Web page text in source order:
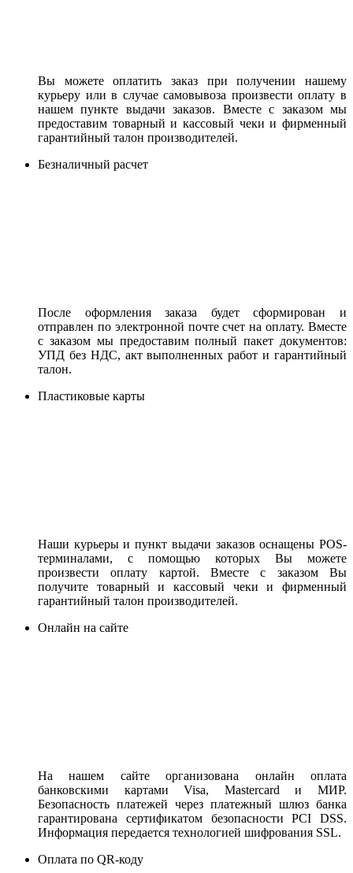
Вы можете оплатить заказ при получении нашему
курьеру или в случае самовывоза произвести оплату в
нашем пункте выдачи заказов. Вместе с заказом мы
предоставим товарный и кассовый чеки и фирменный
гарантийный талон производителей.
Безналичный расчет
После оформления заказа будет сформирован и
отправлен по электронной почте счет на оплату. Вместе
с заказом мы предоставим полный пакет документов:
УПД без НДС, акт выполненных работ и гарантийный
талон.
Пластиковые карты
Наши курьеры и пункт выдачи заказов оснащены POS-
терминалами, с помощью которых Вы можете
произвести оплату картой. Вместе с заказом Вы
получите товарный и кассовый чеки и фирменный
гарантийный талон производителей.
Онлайн на сайте
На нашем сайте организована онлайн оплата
банковскими картами Visa, Mastercard и МИР.
Безопасность платежей через платежный шлюз банка
гарантирована сертификатом безопасности PCI DSS.
Информация передается технологией шифрования SSL.
Оплата по QR-коду